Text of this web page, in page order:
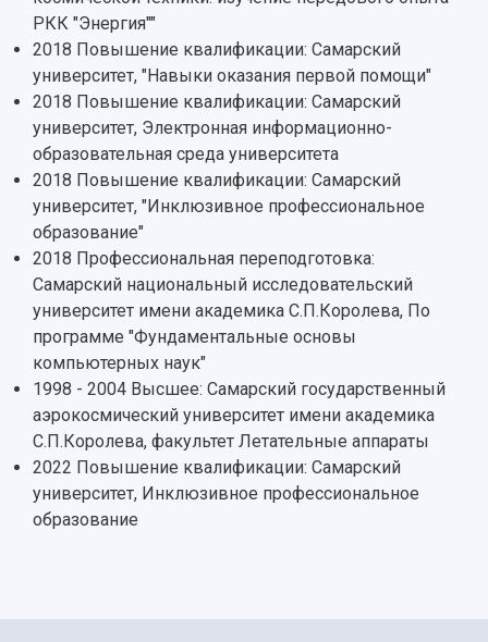
Институты и факультеты
Кафедры
Научные подразделения
Отделы и службы
Общественные организации
Институт искусственного интеллекта
Инжиниринговый центр
Аграрный карбоновый полигон
Архив
Фирменный стиль
Устойчивое развитие
Кампус
3D-тур по университету
Музеи
Учебный аэродром
Центр истории авиационных двигателей
Ботанический сад
Умный дом бабочек
Тестирование иностранных граждан на
знание русского языка, истории России и
основ законодательства РФ
Платные образовательные услуги
Скидки на обучение
Подготовительные курсы
Библиотека
Видеолекции
Противодействие COVID-19
исследовательской деятельностью
Материальная база
Подразделения научного обслуживания
Организационные документы
Результаты научно-исследовательской
деятельности
Научно-технические разработки
Конкурсы научных проектов и грантов
Областной конкурс "Молодой учёный"
Отчеты о научно-исследовательской
деятельности
Журналы Самарского университета
Научные конференции
Патенты
Публикации и издания
Отчеты о проведенных конференциях
РКК "Энергия""
2018 Повышение квалификации: Самарский
университет, "Навыки оказания первой помощи"
2018 Повышение квалификации: Самарский
университет, Электронная информационно-
образовательная среда университета
2018 Повышение квалификации: Самарский
университет, "Инклюзивное профессиональное
образование"
2018 Профессиональная переподготовка:
Самарский национальный исследовательский
университет имени академика С.П.Королева, По
программе "Фундаментальные основы
компьютерных наук"
1998 - 2004 Высшее: Самарский государственный
аэрокосмический университет имени академика
С.П.Королева, факультет Летательные аппараты
2022 Повышение квалификации: Самарский
университет, Инклюзивное профессиональное
образование